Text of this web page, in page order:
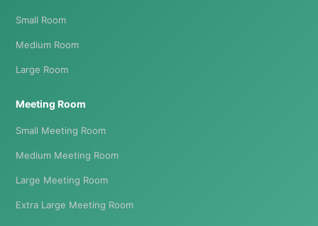
Small Room
Medium Room
Large Room
Meeting Room
Small Meeting Room
Medium Meeting Room
Large Meeting Room
Extra Large Meeting Room